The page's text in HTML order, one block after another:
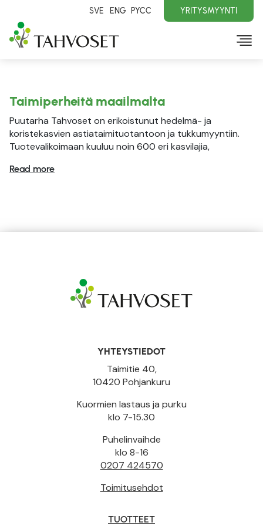
SVE ENG PYCC YRITYSMYYNTI
Taimiperheitä maailmalta
Puutarha Tahvoset on erikoistunut hedelmä- ja
koristekasvien astiataimituotantoon ja tukkumyyntiin.
Tuotevalikoimaan kuuluu noin 600 eri kasvilajia,
Read more
YHTEYSTIEDOT
Taimitie 40,
10420 Pohjankuru
Kuormien lastaus ja purku
klo 7-15.30
Puhelinvaihde
klo 8-16
0207 424570
Toimitusehdot
TUOTTEET